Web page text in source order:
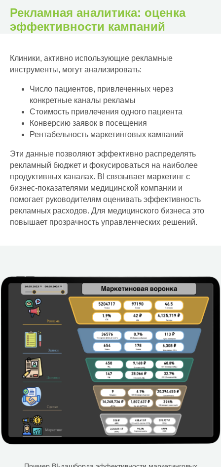
Рекламная аналитика: оценка
эффективности кампаний
Клиники, активно использующие рекламные
инструменты, могут анализировать:
Число пациентов, привлеченных через
конкретные каналы рекламы
Стоимость привлечения одного пациента
Конверсию заявок в посещения
Рентабельность маркетинговых кампаний
Эти данные позволяют эффективно распределять
рекламный бюджет и фокусироваться на наиболее
продуктивных каналах. BI связывает маркетинг с
бизнес-показателями медицинской компании и
помогает руководителям оценивать эффективность
рекламных расходов. Для медицинского бизнеса это
повышает прозрачность управленческих решений.